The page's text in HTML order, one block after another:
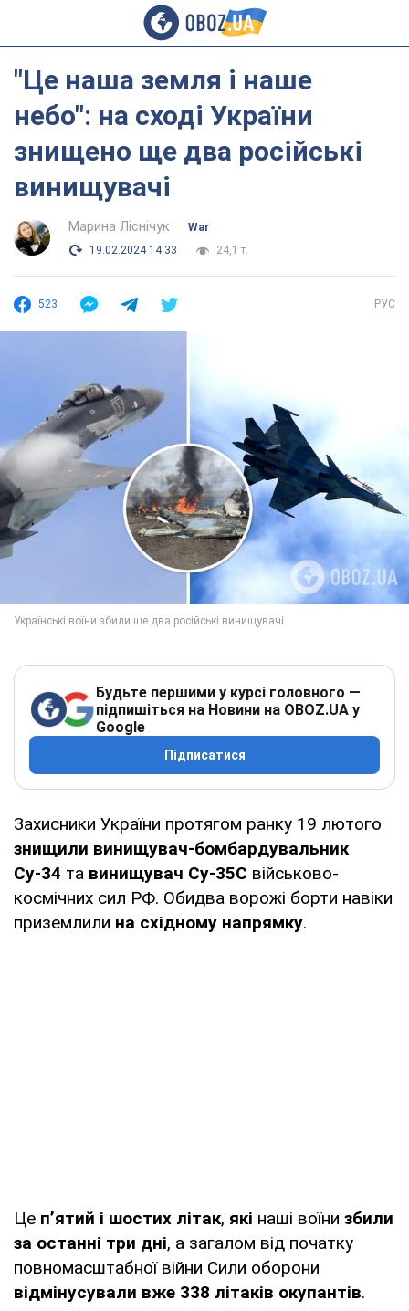
"Це наша земля і наше
небо": на сході України
знищено ще два російські
винищувачі
Марина Ліснічук
War
19.02.2024 14:33
24,1 т.
523 РУС
Будьте першими у курсі головного —
підпишіться на Новини на OBOZ.UA у
Google
Підписатися
Захисники України протягом ранку 19 лютого
знищили винищувач-бомбардувальник
Су-34 та винищувач Су-35С військово-
космічних сил РФ. Обидва ворожі борти навіки
приземлили на східному напрямку.
Це п’ятий і шостих літак, які наші воїни збили
за останні три дні, а загалом від початку
повномасштабної війни Сили оборони
відмінусували вже 338 літаків окупантів.